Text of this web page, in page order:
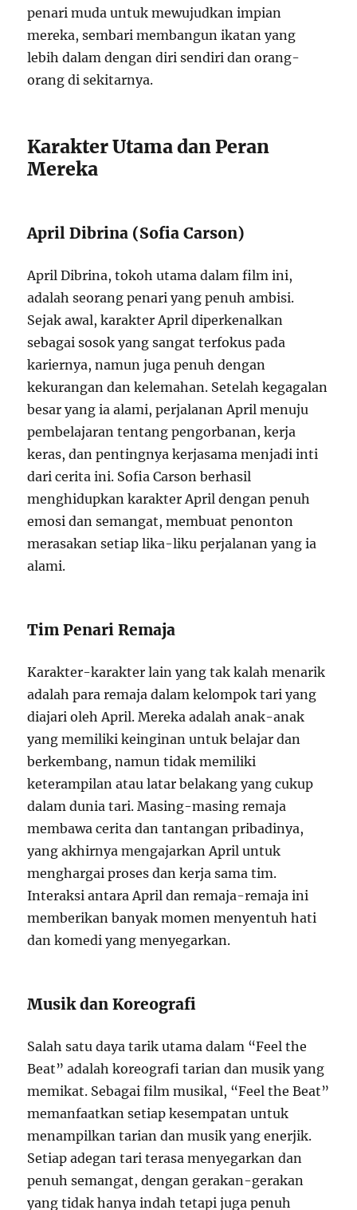
penari muda untuk mewujudkan impian
mereka, sembari membangun ikatan yang
lebih dalam dengan diri sendiri dan orang-
orang di sekitarnya.
Karakter Utama dan Peran
Mereka
April Dibrina (Sofia Carson)
April Dibrina, tokoh utama dalam film ini,
adalah seorang penari yang penuh ambisi.
Sejak awal, karakter April diperkenalkan
sebagai sosok yang sangat terfokus pada
kariernya, namun juga penuh dengan
kekurangan dan kelemahan. Setelah kegagalan
besar yang ia alami, perjalanan April menuju
pembelajaran tentang pengorbanan, kerja
keras, dan pentingnya kerjasama menjadi inti
dari cerita ini. Sofia Carson berhasil
menghidupkan karakter April dengan penuh
emosi dan semangat, membuat penonton
merasakan setiap lika-liku perjalanan yang ia
alami.
Tim Penari Remaja
Karakter-karakter lain yang tak kalah menarik
adalah para remaja dalam kelompok tari yang
diajari oleh April. Mereka adalah anak-anak
yang memiliki keinginan untuk belajar dan
berkembang, namun tidak memiliki
keterampilan atau latar belakang yang cukup
dalam dunia tari. Masing-masing remaja
membawa cerita dan tantangan pribadinya,
yang akhirnya mengajarkan April untuk
menghargai proses dan kerja sama tim.
Interaksi antara April dan remaja-remaja ini
memberikan banyak momen menyentuh hati
dan komedi yang menyegarkan.
Musik dan Koreografi
Salah satu daya tarik utama dalam “Feel the
Beat” adalah koreografi tarian dan musik yang
memikat. Sebagai film musikal, “Feel the Beat”
memanfaatkan setiap kesempatan untuk
menampilkan tarian dan musik yang enerjik.
Setiap adegan tari terasa menyegarkan dan
penuh semangat, dengan gerakan-gerakan
yang tidak hanya indah tetapi juga penuh